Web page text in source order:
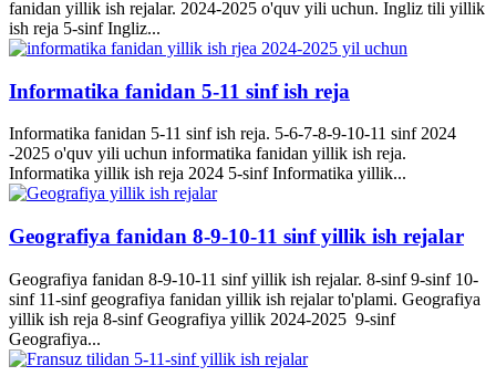
fanidan yillik ish rejalar. 2024-2025 o'quv yili uchun. Ingliz tili yillik
ish reja 5-sinf Ingliz...
Informatika fanidan 5-11 sinf ish reja
Informatika fanidan 5-11 sinf ish reja. 5-6-7-8-9-10-11 sinf 2024
-2025 o'quv yili uchun informatika fanidan yillik ish reja.
Informatika yillik ish reja 2024 5-sinf Informatika yillik...
Geografiya fanidan 8-9-10-11 sinf yillik ish rejalar
Geografiya fanidan 8-9-10-11 sinf yillik ish rejalar. 8-sinf 9-sinf 10-
sinf 11-sinf geografiya fanidan yillik ish rejalar to'plami. Geografiya
yillik ish reja 8-sinf Geografiya yillik 2024-2025 9-sinf
Geografiya...